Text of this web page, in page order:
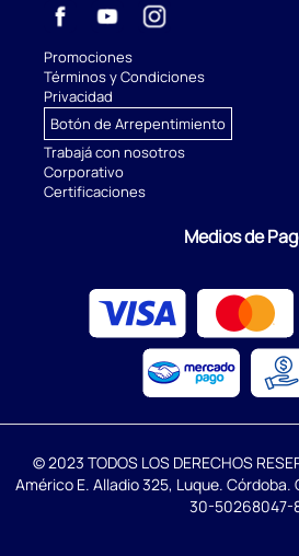
Promociones
Términos y Condiciones
Privacidad
Botón de Arrepentimiento
Trabajá con nosotros
Corporativo
Certificaciones
Medios de
© 2023 TODOS LOS DERECHOS
Américo E. Alladio 325, Luque. Córdoba.
30-50268047-